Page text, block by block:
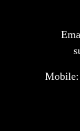
Mobile: